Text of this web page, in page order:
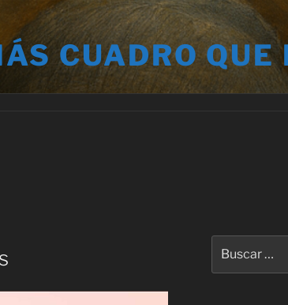
CUADRO QUE
por: